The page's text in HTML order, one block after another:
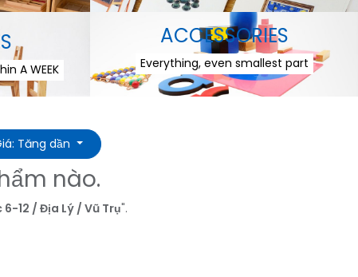
A WEEK
ACCESSORIES
Everything, even smallest part
Tăng dần
nào.
6-12 / Địa Lý / Vũ Trụ".